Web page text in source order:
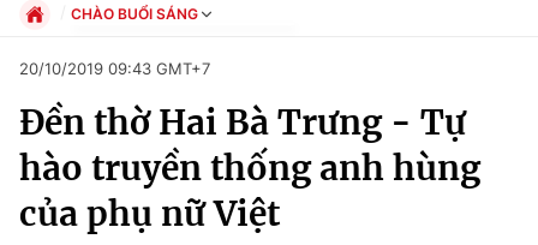
Chuyên mục
Chính trị
CHÀO BUỔI SÁNG
Xã hội
Pháp luật
Thể thao
Truyền hình
Văn hóa - Giải trí
20/10/2019 09:43 GMT+7
Đền thờ Hai Bà Trưng - Tự
hào truyền thống anh hùng
của phụ nữ Việt